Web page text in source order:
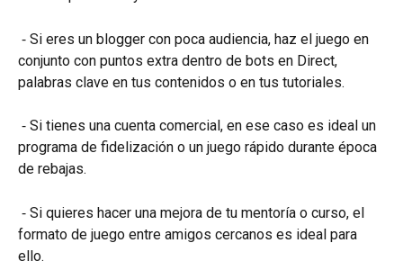
conjunto con puntos extra dentro de bots en Direct,
palabras clave en tus contenidos o en tus tutoriales.
programa de fidelización o un juego rápido durante época
de rebajas.
formato de juego entre amigos cercanos es ideal para
ello.